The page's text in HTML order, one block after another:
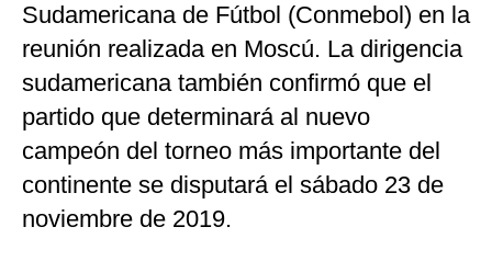
Sudamericana de Fútbol (Conmebol) en la
reunión realizada en Moscú. La dirigencia
sudamericana también confirmó que el
partido que determinará al nuevo
campeón del torneo más importante del
continente se disputará el sábado 23 de
noviembre de 2019.